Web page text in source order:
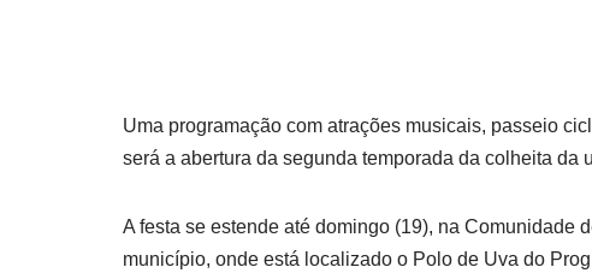
Uma programação com atrações musicais, passeio
será a abertura da segunda temporada da colheita da
A festa se estende até domingo (19), na Comunidade
município, onde está localizado o Polo de Uva do